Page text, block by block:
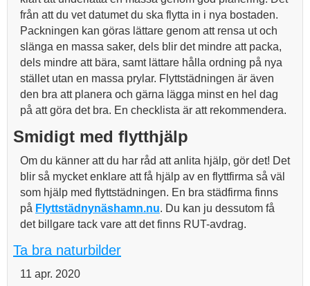
från att du vet datumet du ska flytta in i nya bostaden.
Packningen kan göras lättare genom att rensa ut och
slänga en massa saker, dels blir det mindre att packa,
dels mindre att bära, samt lättare hålla ordning på nya
stället utan en massa prylar. Flyttstädningen är även
den bra att planera och gärna lägga minst en hel dag
på att göra det bra. En checklista är att rekommendera.
Smidigt med flytthjälp
Om du känner att du har råd att anlita hjälp, gör det! Det
blir så mycket enklare att få hjälp av en flyttfirma så väl
som hjälp med flyttstädningen. En bra städfirma finns
på Flyttstädnynäshamn.nu. Du kan ju dessutom få
det billgare tack vare att det finns RUT-avdrag.
Ta bra naturbilder
11 apr. 2020